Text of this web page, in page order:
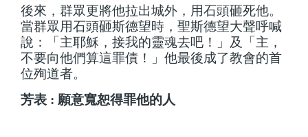
後來，群眾更將他拉出城外，用石頭砸死他。
當群眾用石頭砸斯德望時，聖斯德望大聲呼喊
說：「主耶穌，接我的靈魂去吧！」及「主，
不要向他們算這罪債！」他最後成了教會的首
位殉道者。
芳表 : 願意寬恕得罪他的人